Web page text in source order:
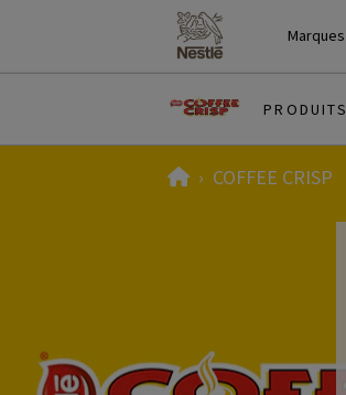
Marques
PRODUITS
HomeCOFFEE CRISP